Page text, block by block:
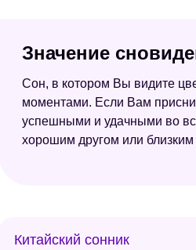
Значение
Сон, в котором Вы видите
моментами. Если Вам
успешными и удачными во
хорошим другом или близким
Китайский сонник